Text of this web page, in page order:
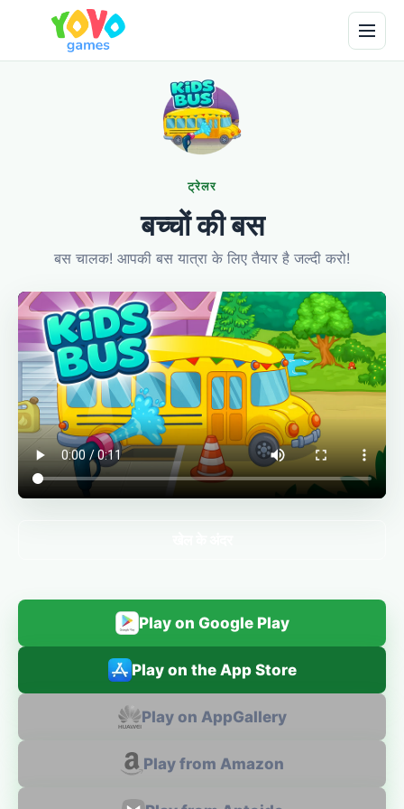
ट्रेलर
बच्चों की बस
बस चालक! आपकी बस यात्रा के लिए तैयार है जल्दी करो!
Play on Google Play
Play on the App Store
Play on AppGallery
Play from Amazon